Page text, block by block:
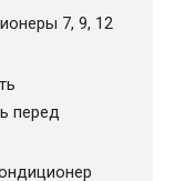
7, 9, 12
перед